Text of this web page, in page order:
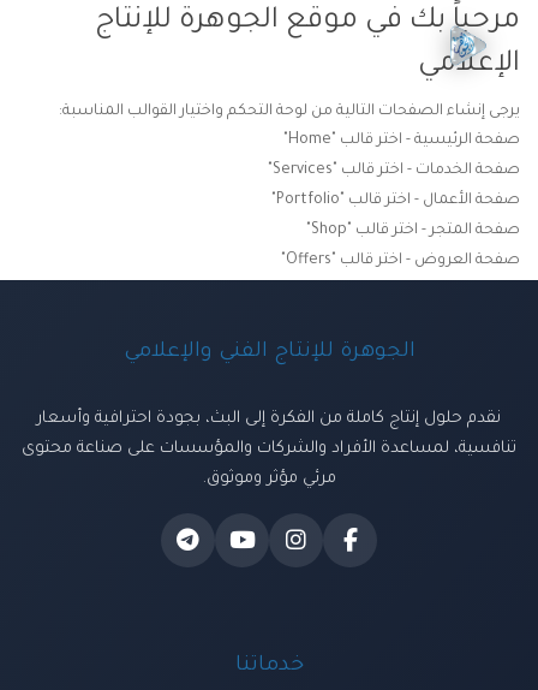
مرحباً بك في موقع الجوهرة للإنتاج
الإعلامي
يرجى إنشاء الصفحات التالية من لوحة التحكم واختيار القوالب المناسبة:
صفحة الرئيسية - اختر قالب "Home"
صفحة الخدمات - اختر قالب "Services"
صفحة الأعمال - اختر قالب "Portfolio"
صفحة المتجر - اختر قالب "Shop"
صفحة العروض - اختر قالب "Offers"
الجوهرة للإنتاج الفني والإعلامي
نقدم حلول إنتاج كاملة من الفكرة إلى البث، بجودة احترافية وأسعار
تنافسية، لمساعدة الأفراد والشركات والمؤسسات على صناعة محتوى
مرئي مؤثر وموثوق.
خدماتنا